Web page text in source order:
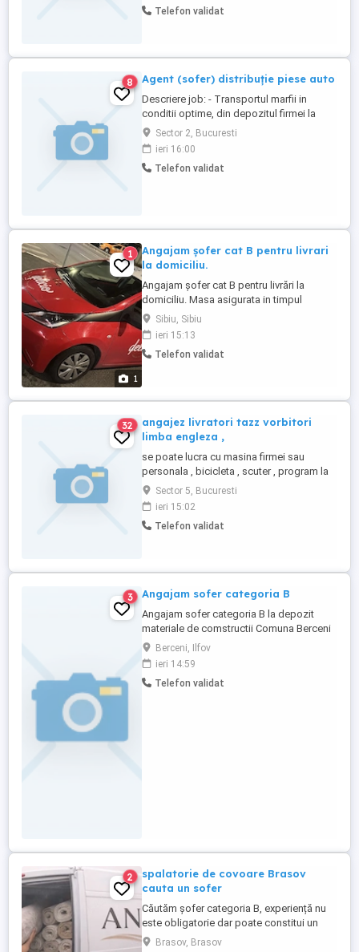
Telefon validat
8 Agent (sofer) distribuție piese auto
Descriere job: - Transportul marfii in
conditii optime, din depozitul firmei la
clienti conform traseului zilnic stabilit -
Verifică mărfurile pe baza documentelor
de livrare - Manipuleaza marfurile in
conditii de siguranta - Repartizează
Sector 2, Bucuresti
ieri 16:00
Telefon validat
1
1
Angajam șofer cat B pentru livrari
la domiciliu.
Angajam șofer cat B pentru livrări la
domiciliu. Masa asigurata in timpul
programului. Transport gratuit la
terminarea programului. Salarii începând
de la 3000 lei net. Pentru detalii și
programări la interviu, sunați la numărul
Sibiu, Sibiu
ieri 15:13
Telefon validat
32
angajez livratori tazz vorbitori
limba engleza ,
se poate lucra cu masina firmei sau
personala , bicicleta , scuter , program la
alegere , salarii de pana la 8000 lei se
poate opta pt cumpararea masinii adica
masina la ramanere
Sector 5, Bucuresti
ieri 15:02
Telefon validat
3 Angajam sofer categoria B
Angajam sofer categoria B la depozit
materiale de comstructii Comuna Berceni
IlfovBerceni, Ilfov
ieri 14:59
Telefon validat
2
spalatorie de covoare Brasov
cauta un sofer
Căutăm șofer categoria B, experiență nu
este obligatorie dar poate constitui un
avantaj. Căutăm o persoană dispusă la
Brasov, Brasov